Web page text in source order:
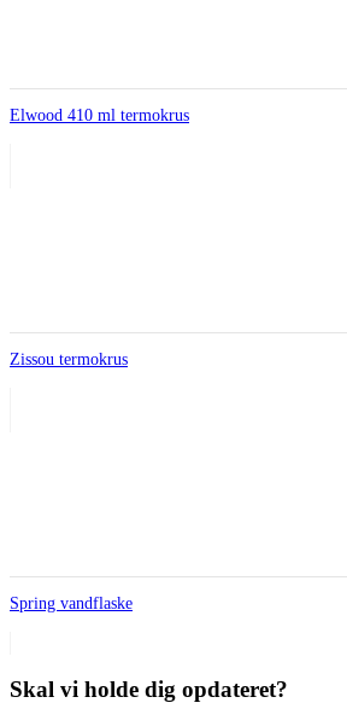
Elwood 410 ml termokrus
Zissou termokrus
Spring vandflaske
Skal vi holde dig opdateret?